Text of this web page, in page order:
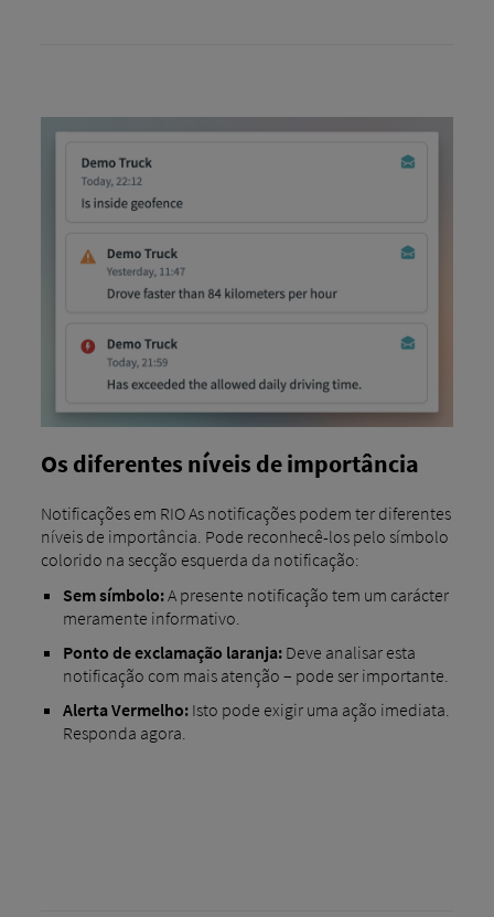
Os diferentes níveis de importância
Notificações em RIO As notificações podem ter diferentes
níveis de importância. Pode reconhecê-los pelo símbolo
colorido na secção esquerda da notificação:
Sem símbolo:A presente notificação tem um carácter
meramente informativo.
Ponto de exclamação laranja:Deve analisar esta
notificação com mais atenção – pode ser importante.
Alerta Vermelho:Isto pode exigir uma ação imediata.
Responda agora.